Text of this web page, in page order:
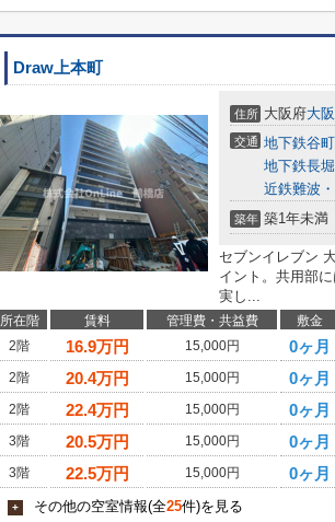
Draw上本町
住所 大阪府大
交通 地下鉄谷
地下鉄長
近鉄難波
築年 築1年未満
セブンイレブン
イント。共用部
実し...
所在階 賃料 管理費・共益費 敷金
2階
16.9万円 15,000円 0ヶ月
2階
20.4万円 15,000円 0ヶ月
2階
22.4万円 15,000円 0ヶ月
3階
20.5万円 15,000円 0ヶ月
3階
22.5万円 15,000円 0ヶ月
+ その他の空室情報(全25件)を見る